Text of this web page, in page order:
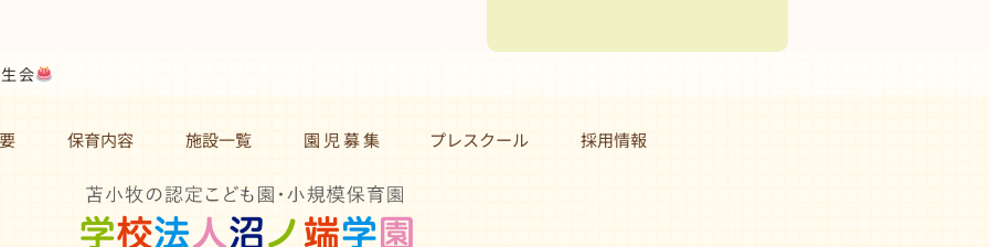
会
保育内容 施設一覧 園 児 募 集 プレスクール 採用情報